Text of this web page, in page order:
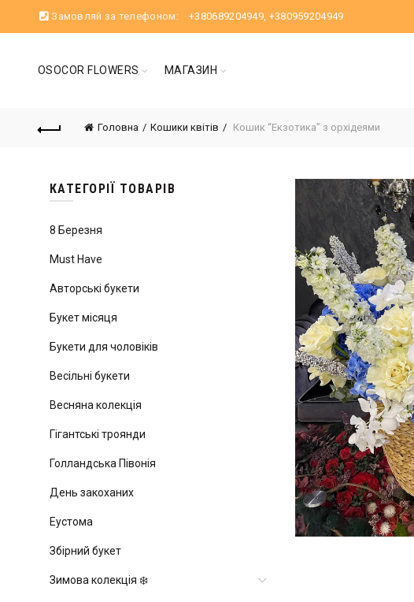
Замовляй за телефоном: +380689204949, +380959204949
OSOCOR FLOWERS МАГАЗИН
Головна Кошики квітів Кошик “Екзотика” з орхідеями
КАТЕГОРІЇ ТОВАРІВ
8 Березня
Must Have
Авторські букети
Букет місяця
Букети для чоловіків
Весільні букети
Весняна колекція
Гігантські троянди
Голландська Півонія
День закоханих
Еустома
Збірний букет
Зимова колекція ❄️